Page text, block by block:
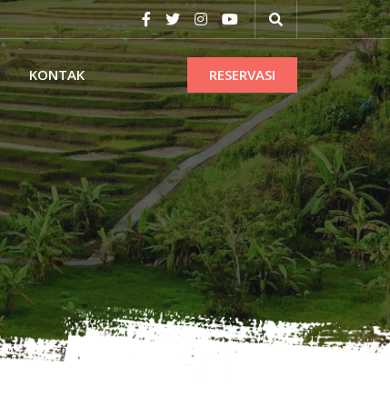
KONTAK RESERVASI